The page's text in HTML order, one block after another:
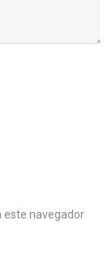
este navegador